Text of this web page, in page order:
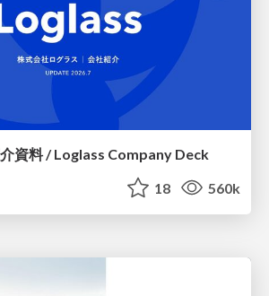
資料 / Loglass Company Deck
18 560k